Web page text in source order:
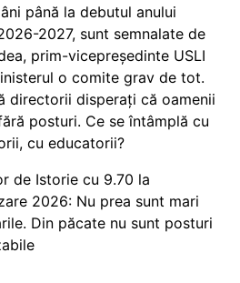
până la debutul anului
2027, sunt semnalate de
prim-vicepreședinte USLI
o comite grav de tot.
directorii disperați că oamenii
posturi. Ce se întâmplă cu
cu educatorii?
de Istorie cu 9.70 la
2026: Nu prea sunt mari
Din păcate nu sunt posturi